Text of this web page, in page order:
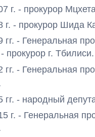
г. - прокурор
г. - прокурор Шида
гг. - Генеральная
прокурор г. Тбилиси.
гг. - Генеральная
гг. - народный
г. - Генеральная